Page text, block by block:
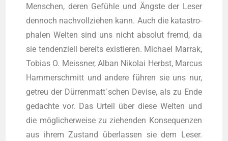
Men­schen, deren Gefüh­le und Ängs­te der Leser
den­noch nach­voll­zie­hen kann. Auch die kata­stro­
pha­len Wel­ten sind uns nicht abso­lut fremd, da
sie ten­den­zi­ell bereits exis­tie­ren. Micha­el Mar­rak,
Tobi­as O. Meiss­ner, Alban Niko­lai Herbst, Mar­cus
Ham­mer­schmitt und ande­re füh­ren sie uns nur,
getreu der Dürrenmatt´schen Devi­se, als zu Ende
gedach­te vor. Das Urteil über die­se Wel­ten und
die mög­li­cher­wei­se zu zie­hen­den Kon­se­quen­zen
aus ihrem Zustand über­las­sen sie dem Leser.